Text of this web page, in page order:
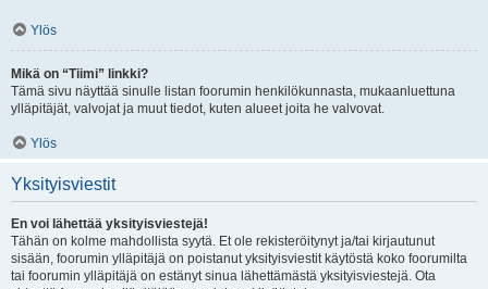
Ylös
Mikä on “Tiimi” linkki?
Tämä sivu näyttää sinulle listan foorumin henkilökunnasta, mukaanluettuna
ylläpitäjät, valvojat ja muut tiedot, kuten alueet joita he valvovat.
Ylös
Yksityisviestit
En voi lähettää yksityisviestejä!
Tähän on kolme mahdollista syytä. Et ole rekisteröitynyt ja/tai kirjautunut
sisään, foorumin ylläpitäjä on poistanut yksityisviestit käytöstä koko foorumilta
tai foorumin ylläpitäjä on estänyt sinua lähettämästä yksityisviestejä. Ota